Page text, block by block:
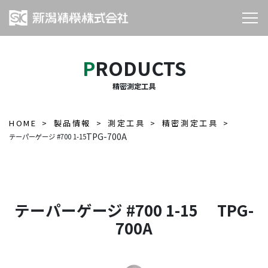
PRODUCTS
精密測定工具
HOME 製品情報 測定工具 精密測定工具
テーパーゲージ #700 1-15TPG-700A
テーパーゲージ #700 1-15 TPG-
700A